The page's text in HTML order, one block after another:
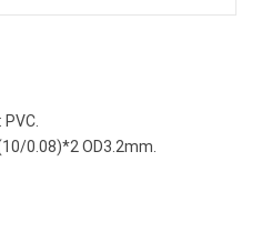
0.08)*2 OD3.2mm.